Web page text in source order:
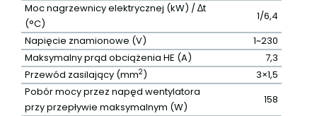
Moc nagrzewnicy elektrycznej (kW) / ∆t
(°C)
1/6,4
Napięcie znamionowe (V)
1~230
Maksymalny prąd obciążenia HE (A)
7,3
Przewód zasilający (mm2)
3×1,5
Pobór mocy przez napęd wentylatora
przy przepływie maksymalnym (W)
158